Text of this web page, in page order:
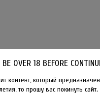
OVER 18 BEFORE
контент, который
то прошу вас покинуть сайт.